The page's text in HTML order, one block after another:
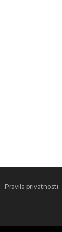
Pravila privatnosti